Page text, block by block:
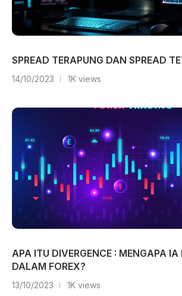
SPREAD TERAPUNG DAN SPREAD
14/10/2023 1K views
APA ITU DIVERGENCE : MENGAPA IA
DALAM FOREX?
13/10/2023 1K views